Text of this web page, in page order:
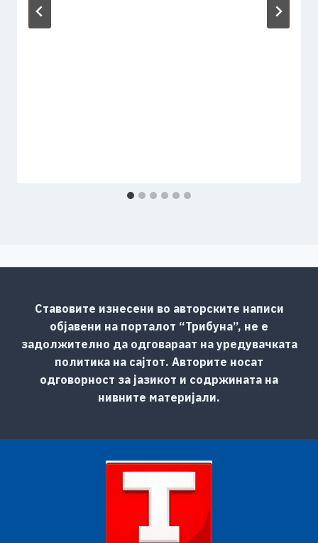
Ставовите изнесени во авторските написи
објавени на порталот “Трибуна”, не е
задолжително да одговараат на уредувачката
политика на сајтот. Авторите носат
одговорност за јазикот и содржината на
нивните материјали.